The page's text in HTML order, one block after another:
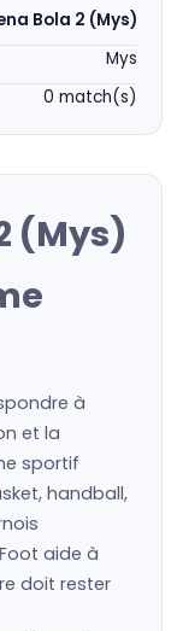
Bola 2 (Mys)
Mys
0 match(s)
(Mys)
à
et la
sportif
handball,
aide à
doit rester